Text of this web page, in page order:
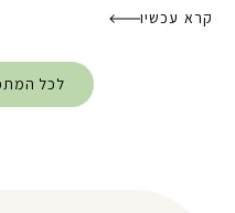
קרא עכשיו
לכל